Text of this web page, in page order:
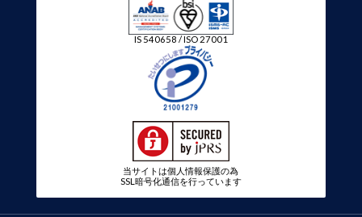
IS 540658 / ISO 27001
当サイトは個人情報保護の為
SSL暗号化通信を行っています